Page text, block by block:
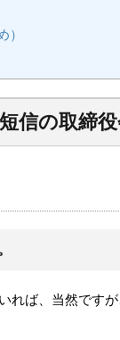
信の取締
れば、当然です